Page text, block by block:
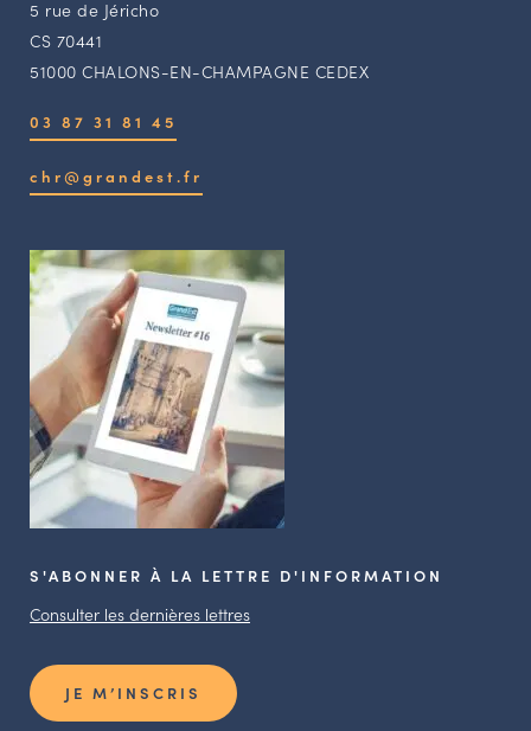
5 rue de Jéricho
CS 70441
51000 CHALONS-EN-CHAMPAGNE CEDEX
03 87 31 81 45
chr@grandest.fr
S'ABONNER À LA LETTRE D'INFORMATION
Consulter les dernières lettres
JE M’INSCRIS